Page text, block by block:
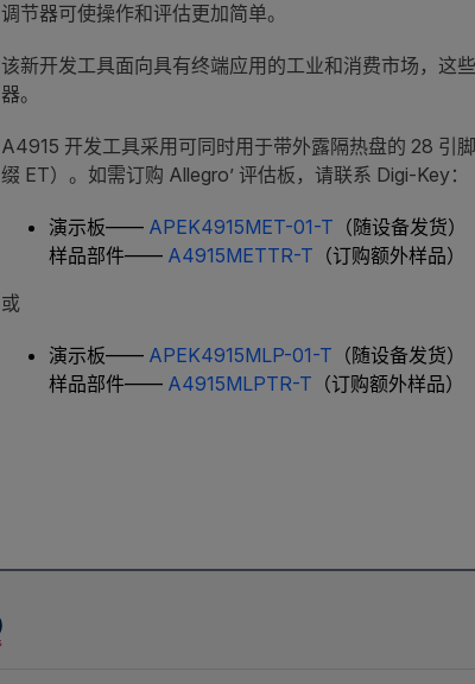
调节器可使操作和评估更加简单。
该新开发工具面向具有终端应用的工业和消费市场，这
器。
A4915 开发工具采用可同时用于带外露隔热盘的 28 引
缀 ET）。如需订购 Allegro’ 评估板，请联系 Digi-Key：
演示板—— APEK4915MET-01-T （随设备发货）
样品部件—— A4915METTR-T （订购额外样品）
或
演示板—— APEK4915MLP-01-T （随设备发货）
样品部件—— A4915MLPTR-T （订购额外样品）